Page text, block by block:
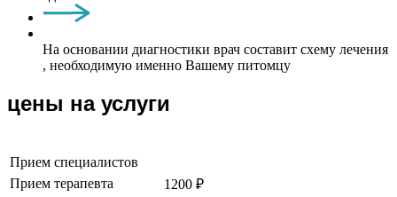
На основании диагностики врач составит схему лечения
, необходимую именно Вашему питомцу
цены на услуги
Прием специалистов
Прием терапевта
1200 ₽